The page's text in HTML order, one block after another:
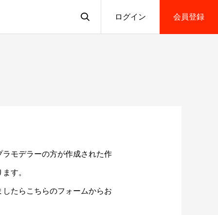
ログイン 会員登録
モデラーの方が作成された作
す。
たらこちらのフォームからお